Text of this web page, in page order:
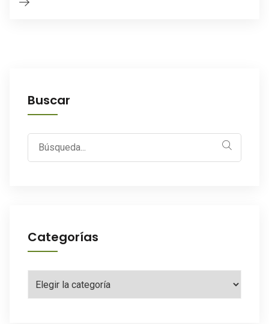
Buscar
for:
Categorías